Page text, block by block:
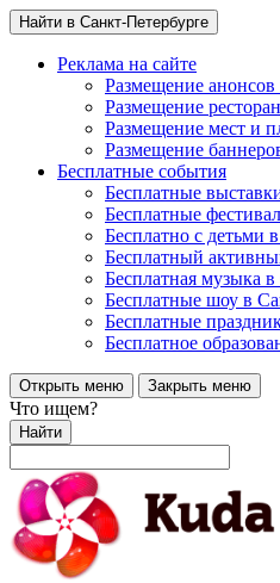
Найти в Санкт-Петербурге
Реклама на сайте
Размещение
Размещение
Размещение мест и
Размещение
Бесплатные события
Бесплатные
Бесплатные
Бесплатно с детьми
Бесплатный
Бесплатная музыка
Бесплатные шоу в
Бесплатные
Бесплатное
Открыть меню Закрыть меню
Что ищем?
Найти